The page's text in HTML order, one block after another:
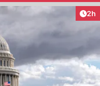
2h